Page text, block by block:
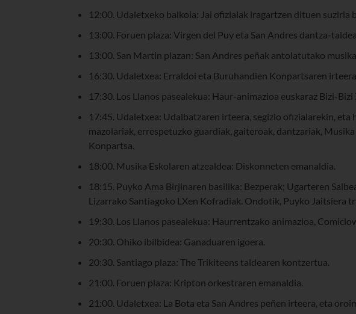
12:00. Udaletxeko balkoia: Jai ofizialak iragartzen dituen suziria
13:00. Foruen plaza: Virgen del Puy eta San Andres dantza-
13:00. San Martin plazan: San Andres peñak antolatutako
16:30. Udaletxea: Erraldoi eta Buruhandien Konpartsaren
17:30. Los Llanos pasealekua: Haur-animazioa euskaraz Bizi-
17:45. Udaletxea: Udalbatzaren irteera, segizio ofizialarekin,
mazolariak, errespetuzko guardiak, gaiteroak, dantzariak,
Konpartsa.
18:00. Musika Eskolaren atzealdea: Diskonneten emanaldia.
18:15. Puyko Ama Birjinaren basilika: Bezperak; Ugarteren
Lizarrako Santiagoko LXen Kofradiak. Ondotik, Puyko Jaitsiera
19:30. Los Llanos pasealekua: Haurrentzako animazioa,
20:30. Ohiko ibilbidea: Ganaduaren igoera.
20:30. Santiago plaza: The Trikiteens taldearen kontzertua.
21:00. Foruen plaza: Kripton orkestraren emanaldia.
21:00. Udaletxea: La Bota eta San Andres peñen irteera, eta